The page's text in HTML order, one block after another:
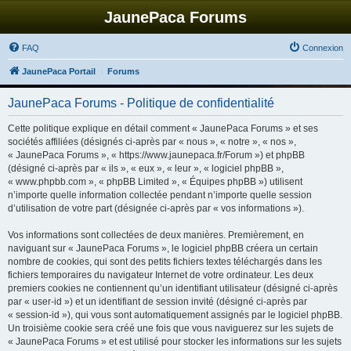
JaunePaca Forums
FAQ Connexion
JaunePaca Portail Forums
JaunePaca Forums - Politique de confidentialité
Cette politique explique en détail comment « JaunePaca Forums » et ses
sociétés affiliées (désignés ci-après par « nous », « notre », « nos »,
« JaunePaca Forums », « https://www.jaunepaca.fr/Forum ») et phpBB
(désigné ci-après par « ils », « eux », « leur », « logiciel phpBB »,
« www.phpbb.com », « phpBB Limited », « Équipes phpBB ») utilisent
n’importe quelle information collectée pendant n’importe quelle session
d’utilisation de votre part (désignée ci-après par « vos informations »).
Vos informations sont collectées de deux manières. Premièrement, en
naviguant sur « JaunePaca Forums », le logiciel phpBB créera un certain
nombre de cookies, qui sont des petits fichiers textes téléchargés dans les
fichiers temporaires du navigateur Internet de votre ordinateur. Les deux
premiers cookies ne contiennent qu’un identifiant utilisateur (désigné ci-après
par « user-id ») et un identifiant de session invité (désigné ci-après par
« session-id »), qui vous sont automatiquement assignés par le logiciel phpBB.
Un troisième cookie sera créé une fois que vous naviguerez sur les sujets de
« JaunePaca Forums » et est utilisé pour stocker les informations sur les sujets